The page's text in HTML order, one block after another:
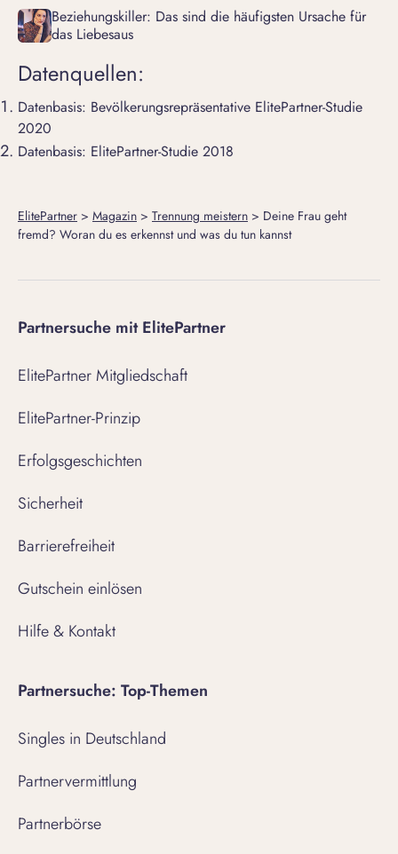
Beziehungskiller: Das sind die häufigsten Ursache für
das Liebesaus
Datenquellen:
Datenbasis: Bevölkerungsrepräsentative ElitePartner-Studie
2020
Datenbasis: ElitePartner-Studie 2018
ElitePartner > Magazin > Trennung meistern > Deine Frau geht
fremd? Woran du es erkennst und was du tun kannst
Partnersuche mit ElitePartner
ElitePartner Mitgliedschaft
ElitePartner-Prinzip
Erfolgsgeschichten
Sicherheit
Barrierefreiheit
Gutschein einlösen
Hilfe & Kontakt
Partnersuche: Top-Themen
Singles in Deutschland
Partnervermittlung
Partnerbörse